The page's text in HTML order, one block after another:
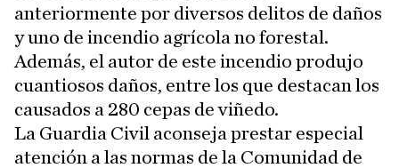
anteriormente por diversos delitos de daños
y uno de incendio agrícola no forestal.
Además, el autor de este incendio produjo
cuantiosos daños, entre los que destacan los
causados a 280 cepas de viñedo.
La Guardia Civil aconseja prestar especial
atención a las normas de la Comunidad de